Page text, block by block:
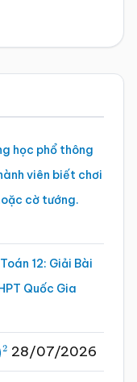
học phổ thông
viên biết chơi
cờ tướng.
12: Giải Bài
Quốc Gia
28/07/2026